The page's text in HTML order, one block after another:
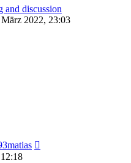
and discussion
2022, 23:03